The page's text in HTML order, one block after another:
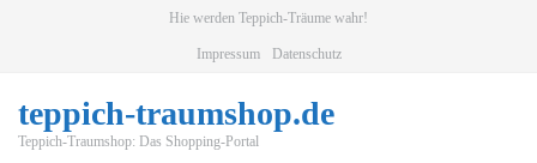
Hie werden Teppich-Träume wahr!
Impressum Datenschutz
teppich-traumshop.de
Teppich-Traumshop: Das Shopping-Portal